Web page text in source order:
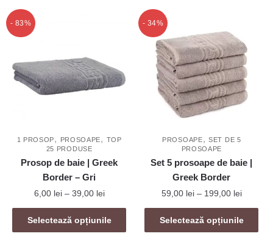
- 83%
1 PROSOP, PROSOAPE, TOP
25 PRODUSE
Prosop de baie | Greek
Border – Gri
6,00 lei – 39,00 leiInterval
de
prețuri:
6,00 lei
Selectează opțiunile
Acest
produs
- 34%
PROSOAPE,SET DE 5
PROSOAPE
Set 5 prosoape de baie |
Greek Border
59,00 lei – 199,00 leiInterval
de
prețuri:
59,00
Selectează opțiunile
Acest
produs